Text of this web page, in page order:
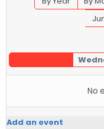
No
Add an event